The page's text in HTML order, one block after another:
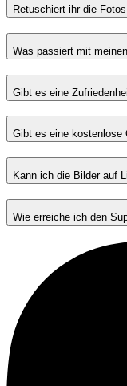
Retuschiert ihr die
Was passiert mit
Gibt es eine
Gibt es eine kostenlose
Kann ich die Bilder auf
Wie erreiche ich den